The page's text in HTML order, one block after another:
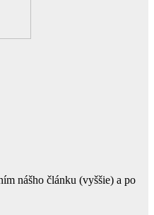
nášho článku (vyššie) a po